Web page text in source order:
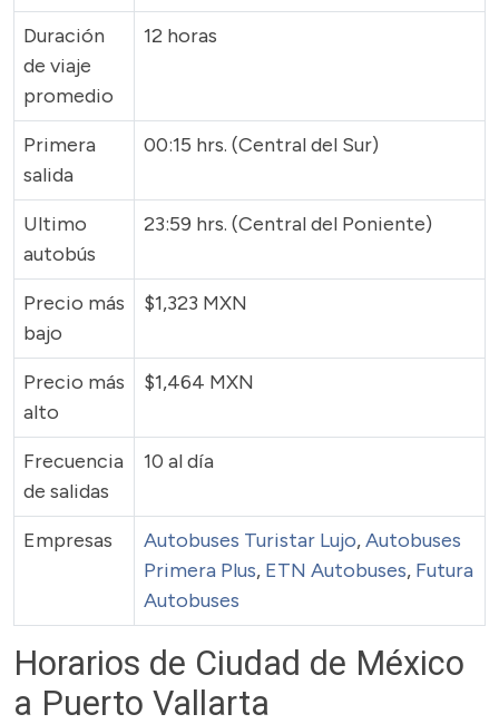
Duración
de viaje
promedio
12 horas
Primera
salida
00:15 hrs. (Central del Sur)
Ultimo
autobús
23:59 hrs. (Central del Poniente)
Precio más
bajo
$1,323 MXN
Precio más
alto
$1,464 MXN
Frecuencia
de salidas
10 al día
Empresas Autobuses Turistar Lujo,Autobuses
Primera Plus, ETN Autobuses, Futura
Autobuses
Horarios de Ciudad de México
a Puerto Vallarta